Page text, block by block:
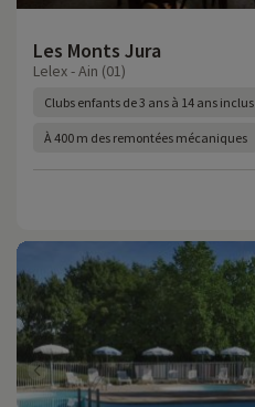
Les Monts Jura
Lelex - Ain (01)
Clubs enfants de 3 ans à 14 ans inclus
À 400 m des remontées mécaniques